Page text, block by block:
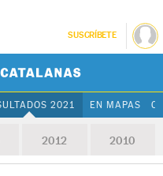
SUSCRÍBETE
2021 EN MAPAS
2012 2010